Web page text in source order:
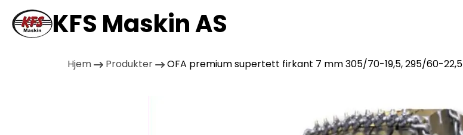
KFS Maskin AS
Hjem Produkter OFA premium supertett firkant 7 mm 305/70-19,5, 295/60-22,5